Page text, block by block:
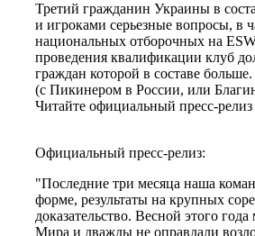
Третий гражданин Украины в
и игроками серьезные вопросы, в
национальных отборочных на
проведения квалификации клуб
граждан которой в составе
(c Пикинером в России, или
Читайте официальный пресс-
Официальный пресс-релиз:
"Последние три месяца наша
форме, результаты на крупных
доказательство. Весной этого
Мира и дважды не оправдали